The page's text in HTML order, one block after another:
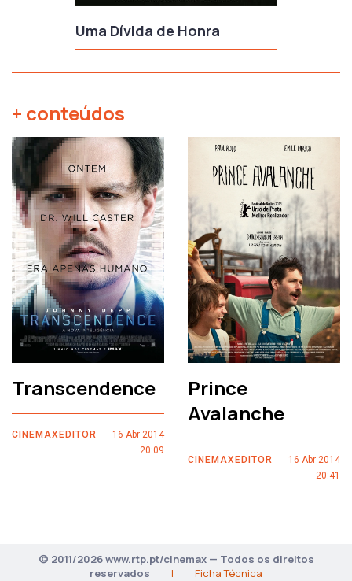
Uma Dívida de Honra
+ conteúdos
Transcendence
CINEMAXEDITOR
16 Abr 2014
20:09
Prince
Avalanche
CINEMAXEDITOR
16 Abr 2014
20:41
© 2011/2026 www.rtp.pt/cinemax — Todos os direitos
reservados
| Ficha Técnica